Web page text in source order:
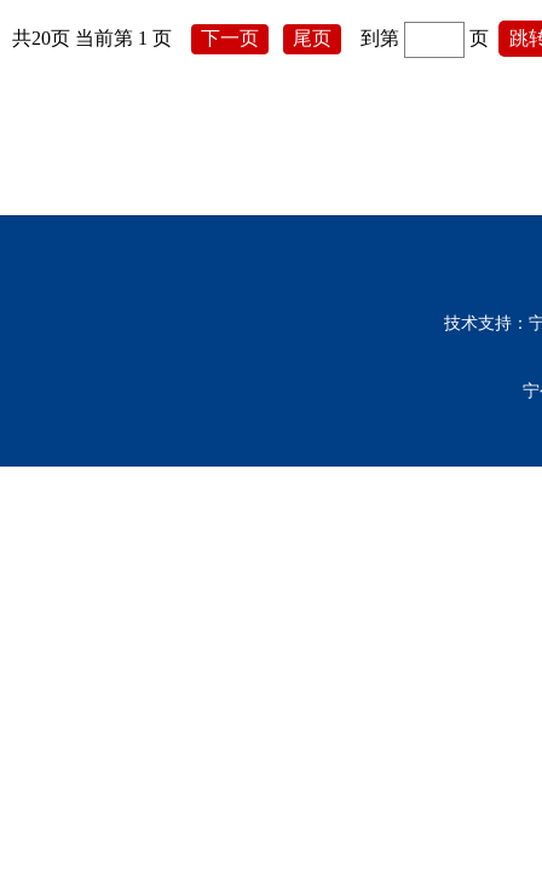
共20页 当前第 1 页 下一页 尾页 到第 页 跳
技术支持：
宁